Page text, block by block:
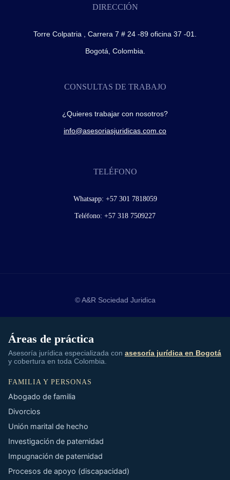
DIRECCIÓN
Torre Colpatria , Carrera 7 # 24 -89 oficina 37 -01.
Bogotá, Colombia.
CONSULTAS DE TRABAJO
¿Quieres trabajar con nosotros?
info@asesoriasjuridicas.com.co
TELÉFONO
Whatsapp: +57 301 7818059
Teléfono: +57 318 7509227
© A&R Sociedad Juridica
Áreas de práctica
Asesoría jurídica especializada con asesoría jurídica en Bogotá
y cobertura en toda Colombia.
FAMILIA Y PERSONAS
Abogado de familia
Divorcios
Unión marital de hecho
Investigación de paternidad
Impugnación de paternidad
Procesos de apoyo (discapacidad)